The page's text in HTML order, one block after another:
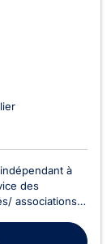
à
des
associations
une